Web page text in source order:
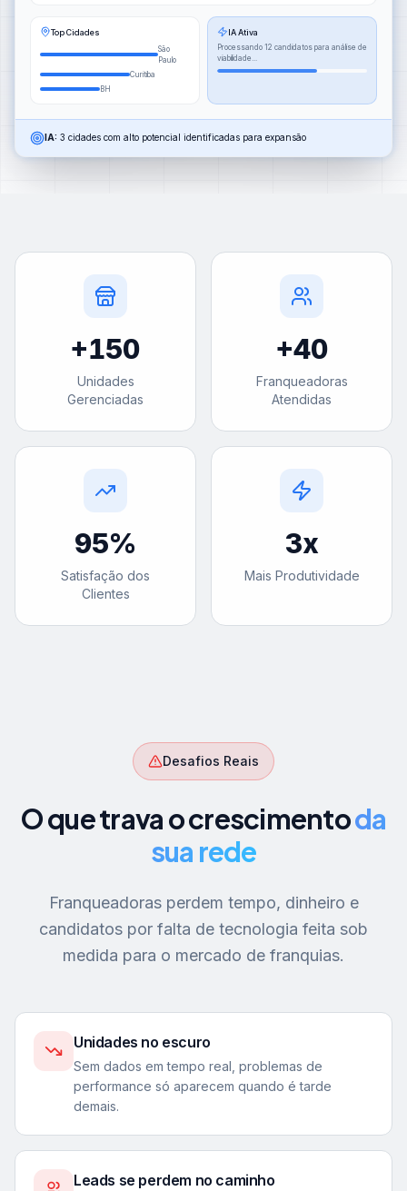
Top Cidades
São
Paulo
Curitiba
BH
IA Ativa
Processando 12 candidatos para análise de
viabilidade...
IA: 3 cidades com alto potencial identificadas para expansão
+150
Unidades
Gerenciadas
+40
Franqueadoras
Atendidas
95%
Satisfação dos
Clientes
3x
Mais Produtividade
Desafios Reais
O que trava o crescimentoda
sua rede
Franqueadoras perdem tempo, dinheiro e
candidatos por falta de tecnologia feita sob
medida para o mercado de franquias.
Unidades no escuro
Sem dados em tempo real, problemas de
performance só aparecem quando é tarde
demais.
Leads se perdem no caminho